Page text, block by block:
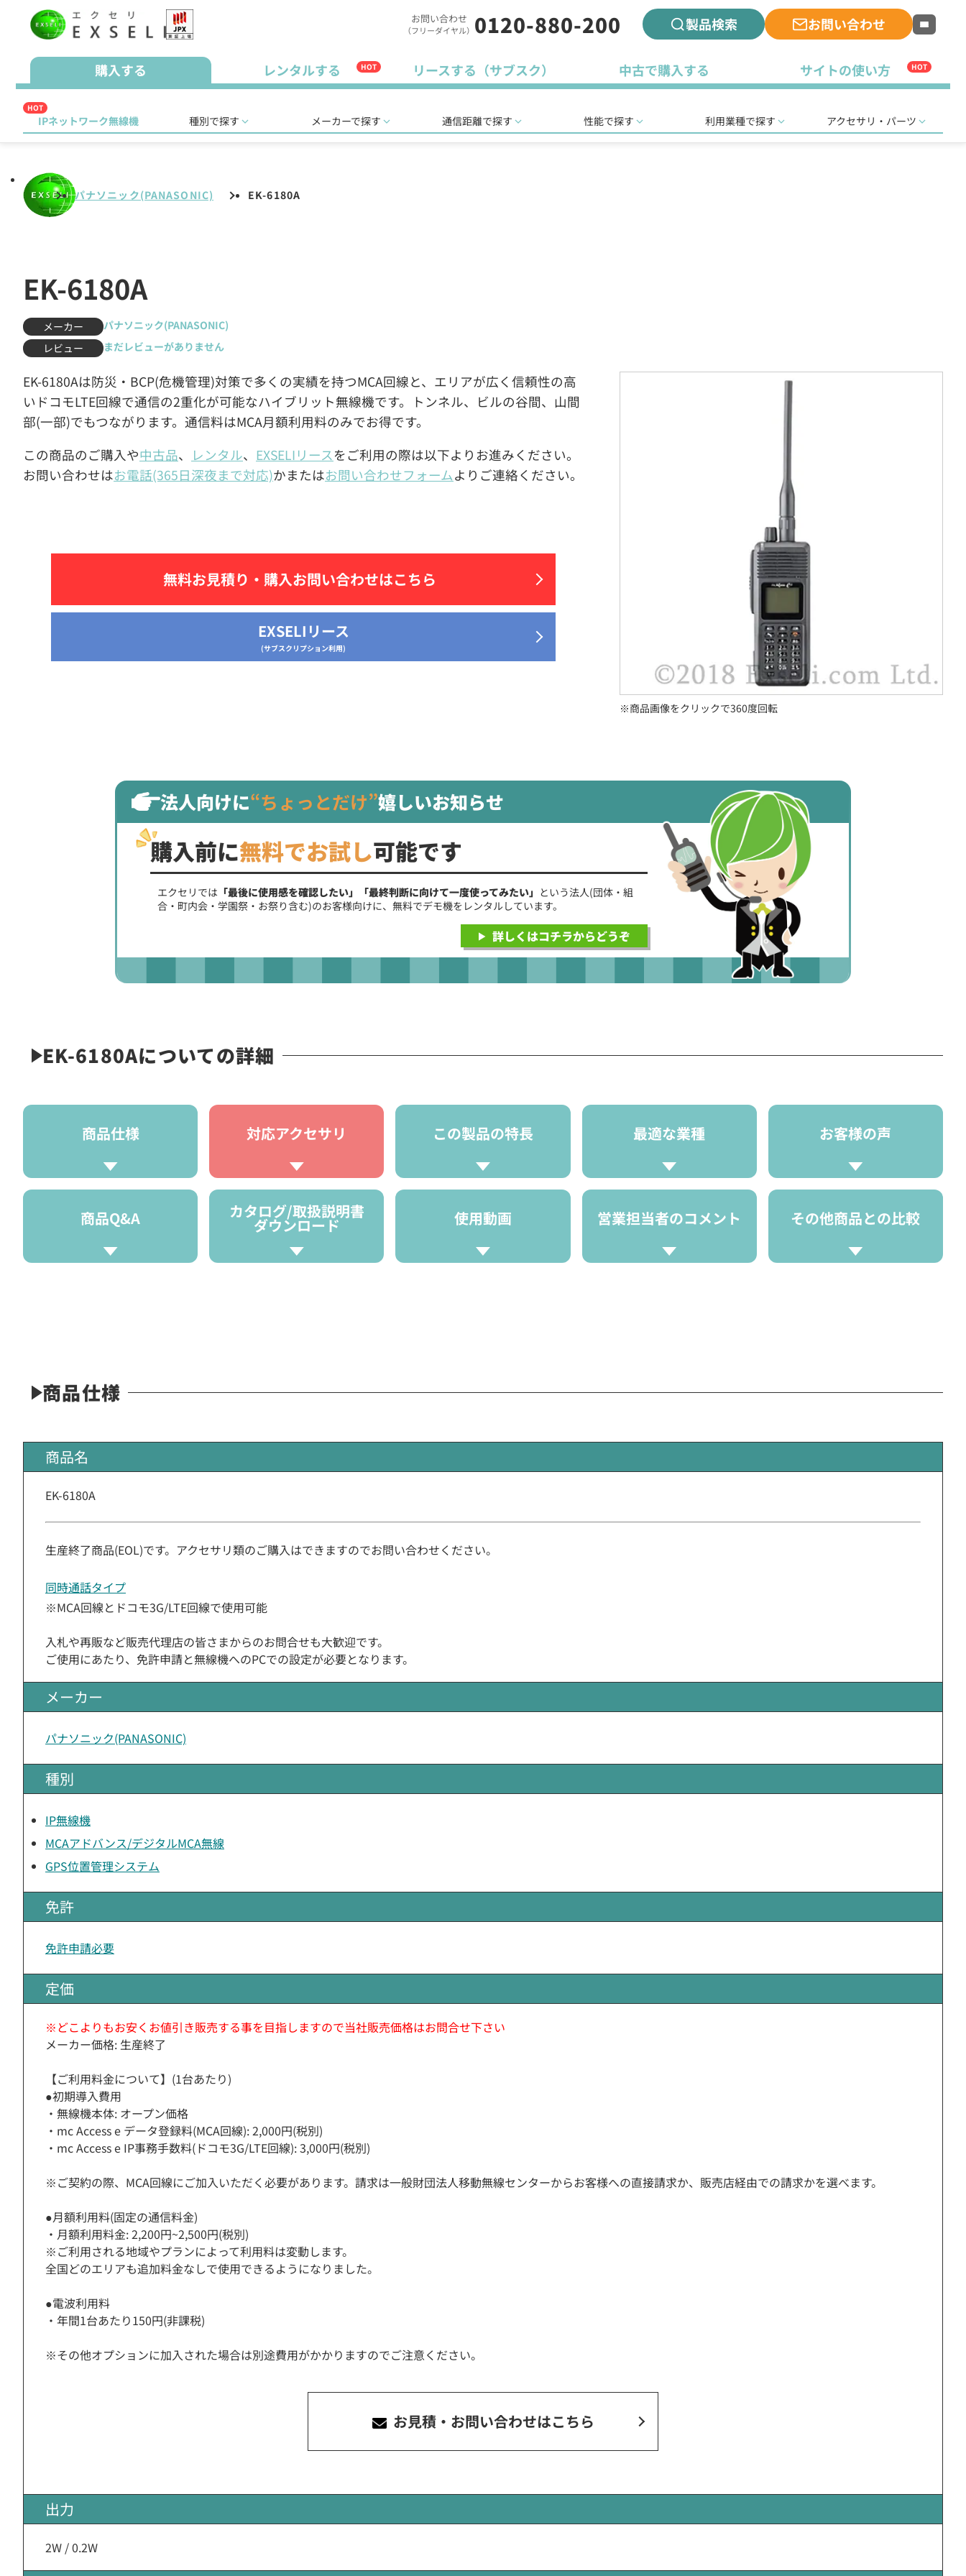
お問い合わせ
（フリーダイヤル） 0120-880-200 製品検索 お問い合わせ
購入する レンタルする HOT リースする（サブスク） 中古で購入する サイトの使い方 HOT
HOT
IPネットワーク無線機 種別で探す メーカーで探す 通信距離で探す 性能で探す 利用業種で探す アクセサリ・パーツ
パナソニック(PANASONIC) EK-6180A
EK-6180A
メーカー
パナソニック(PANASONIC)
レビュー
まだレビューがありません
EK-6180Aは防災・BCP(危機管理)対策で多くの実績を持つMCA回線と、エリアが広く信頼性の高
いドコモLTE回線で通信の2重化が可能なハイブリット無線機です。トンネル、ビルの谷間、山間
部(一部)でもつながります。通信料はMCA月額利用料のみでお得です。
この商品のご購入や中古品、 レンタル、 EXSELIリース をご利用の際は以下よりお進みください。
お問い合わせはお電話(365日深夜まで対応)かまたはお問い合わせフォームよりご連絡ください。
無料お見積り・ 購入お問い合わせはこちら
EXSELIリース
(サブスクリプション利用)
※商品画像をクリックで360度回転
法人向けに“ちょっとだけ”嬉しいお知らせ
購入前に無料でお試し可能です
エクセリでは 「最後に使用感を確認したい」「最終判断に向けて一度使ってみたい」 という法人(団体・組
合・町内会・学園祭・お祭り含む)のお客様向けに、無料でデモ機をレンタルしています。
詳しくはコチラからどうぞ
EK-6180Aについての詳細
商品仕様 対応アクセサリ この製品の特長 最適な業種 お客様の声
商品Q&A カタログ/取扱説明書
ダウンロード 使用動画 営業担当者のコメント その他商品との比較
商品仕様
商品名
EK-6180A
生産終了商品(EOL)です。アクセサリ類のご購入はできますのでお問い合わせください。
同時通話タイプ
※MCA回線とドコモ3G/LTE回線で使用可能
入札や再販など販売代理店の皆さまからのお問合せも大歓迎です。
ご使用にあたり、免許申請と無線機へのPCでの設定が必要となります。
メーカー
パナソニック(PANASONIC)
種別
IP無線機
MCAアドバンス/デジタルMCA無線
GPS位置管理システム
免許
免許申請必要
定価
※どこよりもお安くお値引き販売する事を目指しますので当社販売価格はお問合せ下さい
メーカー価格: 生産終了
【ご利用料金について】(1台あたり)
●初期導入費用
・無線機本体: オープン価格
・mc Access e データ登録料(MCA回線): 2,000円(税別)
・mc Access e IP事務手数料(ドコモ3G/LTE回線): 3,000円(税別)
※ご契約の際、MCA回線にご加入いただく必要があります。請求は一般財団法人移動無線センターからお客様への直接請求か、販売店経由での請求かを選べます。
●月額利用料(固定の通信料金)
・月額利用料金: 2,200円~2,500円(税別)
※ご利用される地域やプランによって利用料は変動します。
全国どのエリアも追加料金なしで使用できるようになりました。
●電波利用料
・年間1台あたり150円(非課税)
※その他オプションに加入された場合は別途費用がかかりますのでご注意ください。
お見積・お問い合わせはこちら
出力
2W / 0.2W